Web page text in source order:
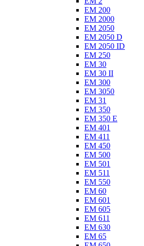
EM 200
EM 2000
EM 2050
EM 2050 D
EM 2050 ID
EM 250
EM 30
EM 30 II
EM 300
EM 3050
EM 31
EM 350
EM 350 E
EM 401
EM 411
EM 450
EM 500
EM 501
EM 511
EM 550
EM 60
EM 601
EM 605
EM 611
EM 630
EM 65